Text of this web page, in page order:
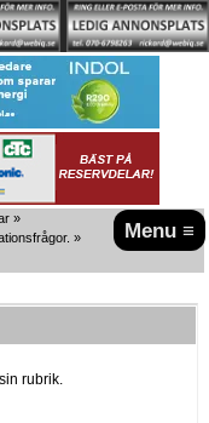
Menu ≡
»
»
rubrik.